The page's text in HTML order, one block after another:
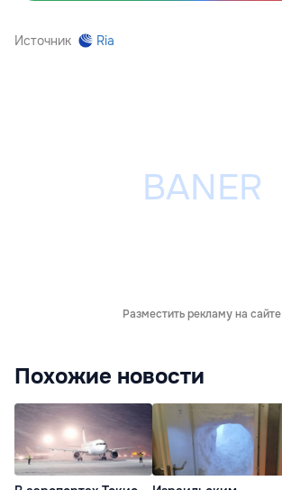
Источник Ria
Разместить рекламу на сайте
Похожие новости